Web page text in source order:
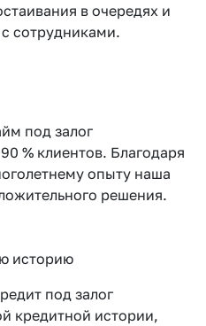
в очередях и
сотрудниками.
под залог
% клиентов. Благодаря
опыту наша
решения.
историю
под залог
кредитной истории,